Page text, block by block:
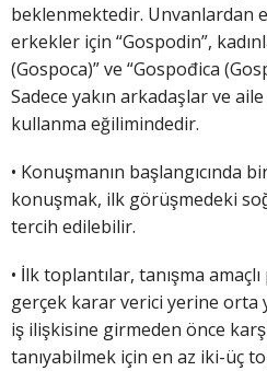
beklenmektedir. Unvanlardan
erkekler için “Gospodin”,
(Gospoca)” ve “Gospođica
Sadece yakın arkadaşlar ve
kullanma eğilimindedir.
• Konuşmanın başlangıcında
konuşmak, ilk görüşmedeki
tercih edilebilir.
• İlk toplantılar, tanışma
gerçek karar verici yerine orta
iş ilişkisine girmeden önce
tanıyabilmek için en az iki-üç